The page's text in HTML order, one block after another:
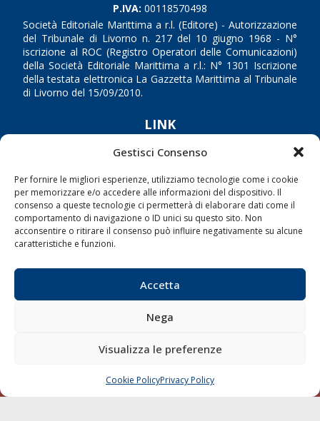
Gestisci Consenso
Per fornire le migliori esperienze, utilizziamo tecnologie come i cookie
per memorizzare e/o accedere alle informazioni del dispositivo. Il
consenso a queste tecnologie ci permetterà di elaborare dati come il
comportamento di navigazione o ID unici su questo sito. Non
acconsentire o ritirare il consenso può influire negativamente su alcune
caratteristiche e funzioni.
Accetta
Nega
Visualizza le preferenze
Cookie PolicyPrivacy Policy
P.IVA: 00118570498
Società Editoriale Marittima a r.l. (Editore) - Autorizzazione
del Tribunale di Livorno n. 217 del 10 giugno 1968 - N°
iscrizione al ROC (Registro Operatori delle Comunicazioni)
della Società Editoriale Marittima a r.l.: N° 1301 Iscrizione
della testata elettronica La Gazzetta Marittima al Tribunale
di Livorno del 15/09/2010.
LINK
Shipping
Porti/Interporti
Trasporti
Varie
Compagnie di Navigazione
Blue economy
Contatti
SEGUI
CHIAMA SCRIVI